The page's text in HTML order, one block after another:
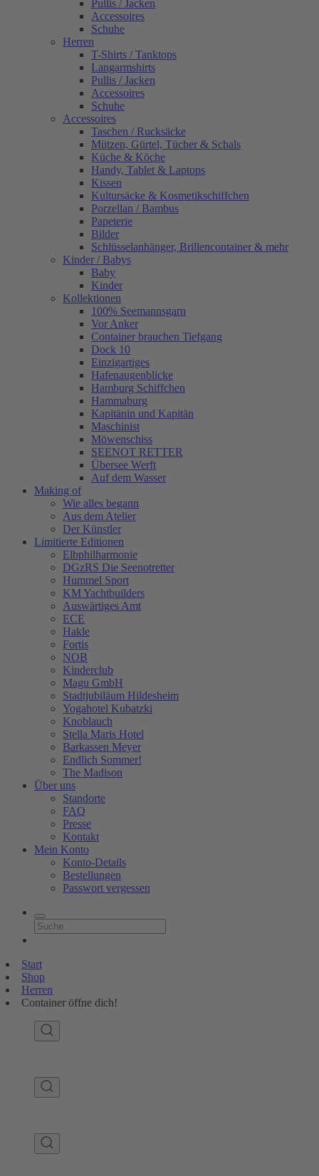
Pullis / Jacken
Accessoires
Schuhe
Herren
T-Shirts / Tanktops
Langarmshirts
Pullis / Jacken
Accessoires
Schuhe
Accessoires
Taschen / Rucksäcke
Mützen, Gürtel, Tücher & Schals
Küche & Köche
Handy, Tablet & Laptops
Kissen
Kultursäcke & Kosmetikschiffchen
Porzellan / Bambus
Papeterie
Bilder
Schlüsselanhänger, Brillencontainer & mehr
Kinder / Babys
Baby
Kinder
Kollektionen
100% Seemannsgarn
Vor Anker
Container brauchen Tiefgang
Dock 10
Einzigartiges
Hafenaugen­blicke
Hamburg Schiffchen
Hammaburg
Kapitänin und Kapitän
Maschinist
Möwenschiss
SEENOT RETTER
Übersee Werft
Auf dem Wasser
Making of
Wie alles begann
Aus dem Atelier
Der Künstler
Limitierte Editionen
Elbphilharmonie
DGzRS Die Seenotretter
Hummel Sport
KM Yachtbuilders
Auswärtiges Amt
ECE
Hakle
Fortis
NOB
Kinderclub
Magu GmbH
Stadtjubiläum Hildesheim
Yogahotel Kubatzki
Knoblauch
Stella Maris Hotel
Barkassen Meyer
Endlich Sommer!
The Madison
Über uns
Standorte
FAQ
Presse
Kontakt
Mein Konto
Konto-Details
Bestellungen
Passwort vergessen
Start
Shop
Herren
Container öffne dich!